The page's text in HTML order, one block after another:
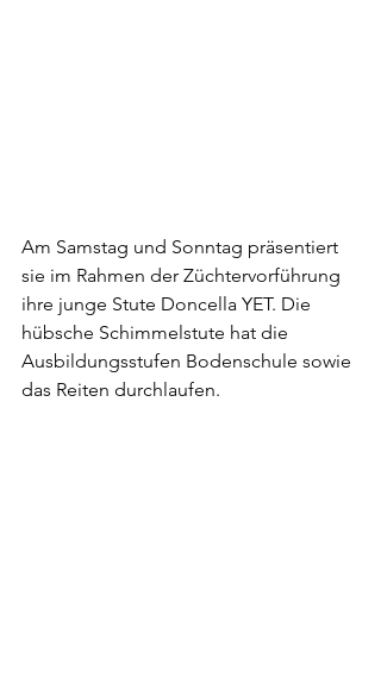
Am Samstag und Sonntag präsentiert
sie im Rahmen der Züchtervorführung
ihre junge Stute Doncella YET. Die
hübsche Schimmelstute hat die
Ausbildungsstufen Bodenschule sowie
das Reiten durchlaufen.